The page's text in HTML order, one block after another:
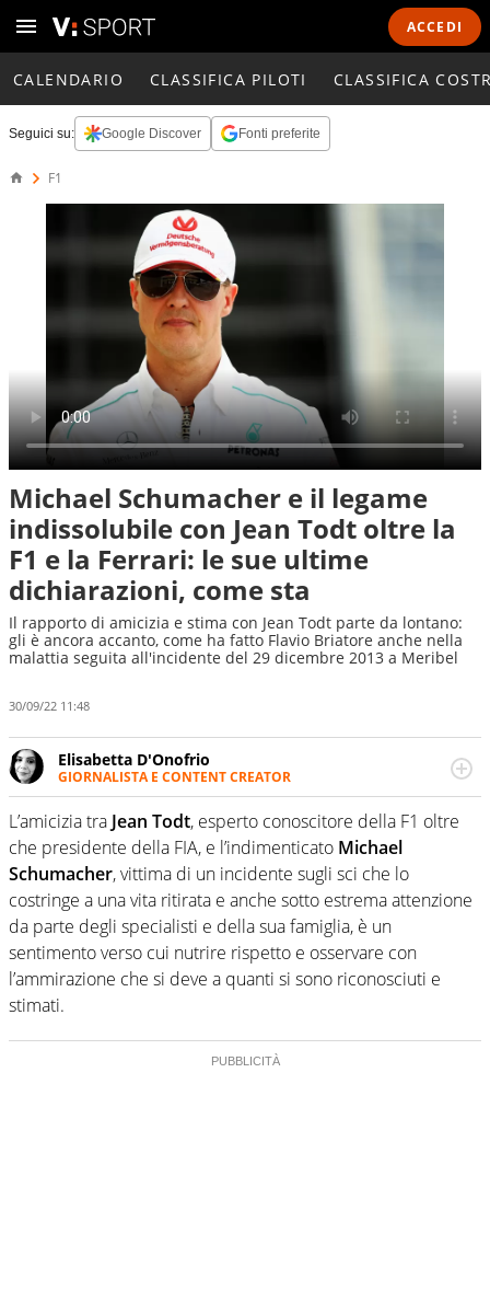
ACCEDI
CALENDARIO CLASSIFICA PILOTI CLASSIFICA
Seguici su: Google Discover Fonti preferite
F1
Michael Schumacher e il legame
indissolubile con Jean Todt oltre la
F1 e la Ferrari: le sue ultime
dichiarazioni, come sta
Il rapporto di amicizia e stima con Jean Todt parte da lontano:
gli è ancora accanto, come ha fatto Flavio Briatore anche nella
malattia seguita all'incidente del 29 dicembre 2013 a Meribel
30/09/22 11:48
Elisabetta D'Onofrio
GIORNALISTA E CONTENT CREATOR
Giornalista professionista dal 2007, scrive per curiosità
personale e necessità: soprattutto di calcio, di sport e dei
suoi protagonisti, concedendosi innocenti evasioni
nell'ambito della creazione di format. Un tempo ala
destra, oggi si sente a suo agio nel ruolo di libero. Cura
una classifica riservata dei migliori 5 calciatori di sempre.
L’amicizia tra Jean Todt, esperto conoscitore della F1 oltre
che presidente della FIA, e l’indimenticato Michael
Schumacher, vittima di un incidente sugli sci che lo
costringe a una vita ritirata e anche sotto estrema attenzione
da parte degli specialisti e della sua famiglia, è un
sentimento verso cui nutrire rispetto e osservare con
l’ammirazione che si deve a quanti si sono riconosciuti e
stimati.